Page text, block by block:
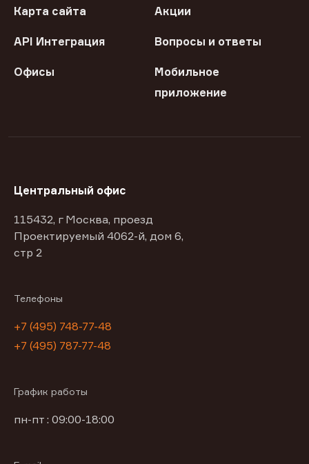
Карта сайта Акции
API Интеграция Вопросы и ответы
Офисы
Мобильное
приложение
Центральный офис
115432, г Москва, проезд
Проектируемый 4062-й, дом 6,
стр 2
Телефоны
+7 (495) 748-77-48
+7 (495) 787-77-48
График работы
пн-пт : 09:00-18:00